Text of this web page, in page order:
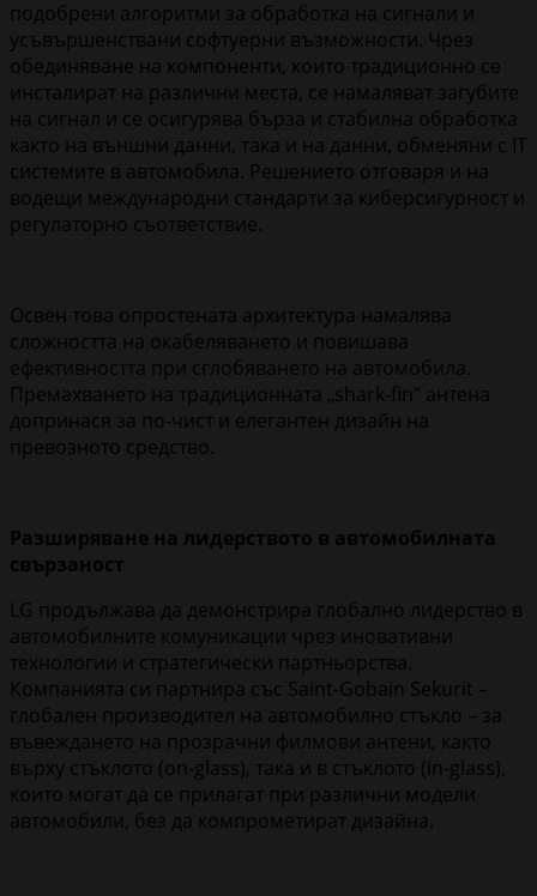
подобрени алгоритми за обработка на сигнали и
усъвършенствани софтуерни възможности. Чрез
обединяване на компоненти, които традиционно се
инсталират на различни места, се намаляват загубите
на сигнал и се осигурява бърза и стабилна обработка
както на външни данни, така и на данни, обменяни с IT
системите в автомобила. Решението отговаря и на
водещи международни стандарти за киберсигурност и
регулаторно съответствие.
Освен това опростената архитектура намалява
сложността на окабеляването и повишава
ефективността при сглобяването на автомобила.
Премахването на традиционната „shark-fin“ антена
допринася за по-чист и елегантен дизайн на
превозното средство.
Разширяване на лидерството в автомобилната
свързаност
LG продължава да демонстрира глобално лидерство в
автомобилните комуникации чрез иновативни
технологии и стратегически партньорства.
Компанията си партнира със Saint-Gobain Sekurit –
глобален производител на автомобилно стъкло – за
въвеждането на прозрачни филмови антени, както
върху стъклото (on-glass), така и в стъклото (in-glass),
които могат да се прилагат при различни модели
автомобили, без да компрометират дизайна.